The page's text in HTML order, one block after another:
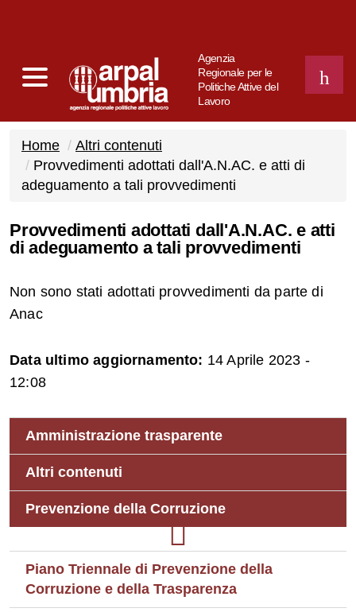
Agenzia
Regionale per le
Politiche Attive del
Lavoro
CERCA
Home
Altri contenuti
Provvedimenti adottati dall'A.N.AC. e atti di
adeguamento a tali provvedimenti
Provvedimenti adottati dall'A.N.AC. e atti
di adeguamento a tali provvedimenti
Non sono stati adottati provvedimenti da parte di
Anac
Data ultimo aggiornamento: 14 Aprile 2023 -
12:08
Amministrazione trasparente
Altri contenuti
Prevenzione della Corruzione
Piano Triennale di Prevenzione della
Corruzione e della Trasparenza